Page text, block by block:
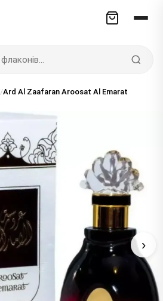
/Ard Al Zaafaran Aroosat Al Emarat
›